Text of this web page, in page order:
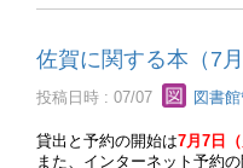
佐賀に関する本（7月
投稿日時 : 07/07 図書
貸出と予約の開始は7月7日（
また、インターネット予約